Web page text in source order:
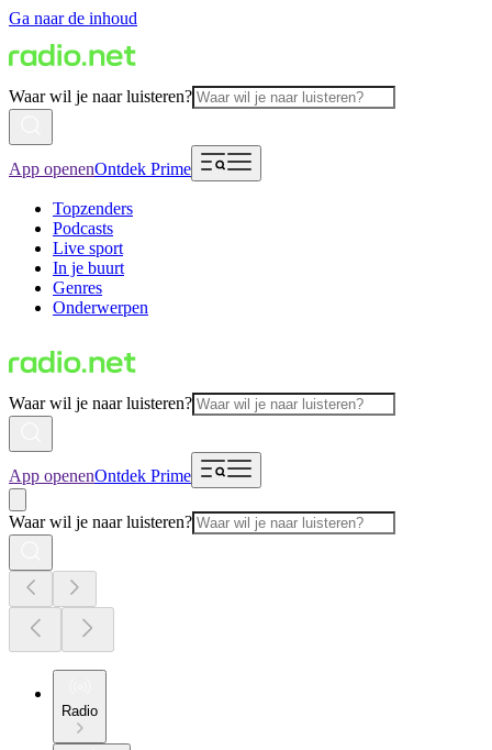
Ga naar de inhoud
Waar wil je naar luisteren?
App openenOntdek Prime
Topzenders
Podcasts
Live sport
In je buurt
Genres
Onderwerpen
Waar wil je naar luisteren?
App openenOntdek Prime
Waar wil je naar luisteren?
Radio